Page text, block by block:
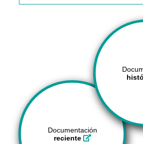
Documentación
reciente